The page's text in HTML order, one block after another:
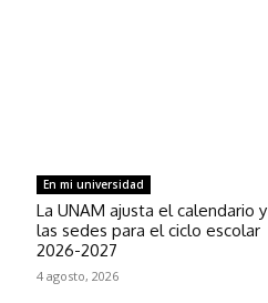
En mi universidad
La UNAM ajusta el calendario y
las sedes para el ciclo escolar
2026-2027
4 agosto, 2026